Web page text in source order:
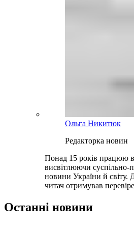
Ольга Никитюк
Редакторка новин
Понад 15 років працюю
висвітлюючи суспільно-
новини України й
читач отримував
Останні новини